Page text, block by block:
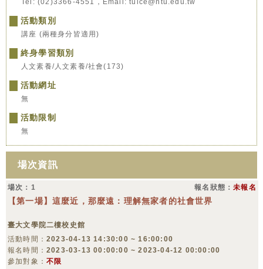
Tel: (02)3366-4551，Email: tulce@ntu.edu.tw
活動類別
講座 (兩種身分皆適用)
終身學習類別
人文素養/人文素養/社會(173)
活動網址
無
活動限制
無
場次資訊
場次：1 報名狀態：未報名
【第一場】這麼近，那麼遠：理解無家者的社會世界
臺大文學院二樓校史館
活動時間： 2023-04-13 14:30:00 ~ 16:00:00
報名時間： 2023-03-13 00:00:00 ~ 2023-04-12 00:00:00
參加對象： 不限